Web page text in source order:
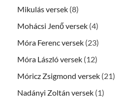
Mikulás versek (8)
Mohácsi Jenő versek (4)
Móra Ferenc versek (23)
Móra László versek (12)
Móricz Zsigmond versek (21)
Nadányi Zoltán versek (1)